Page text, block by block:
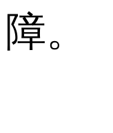
障。